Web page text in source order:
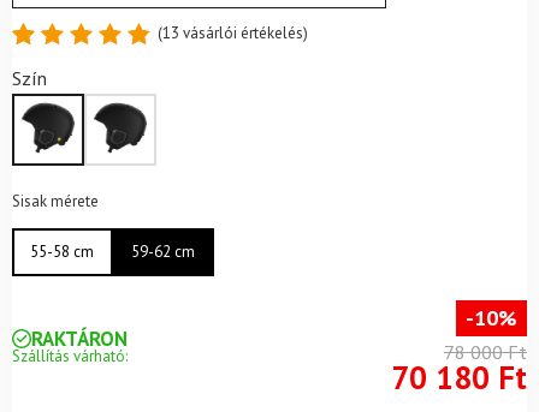
4.85
5-ből,
értékelés
alapján
(13 vásárlói értékelés)
Szín
Sisak mérete
55-58 cm 59-62 cm
RAKTÁRON
Szállítás várható:
-10%
78 000 Ft
70 180 Ft